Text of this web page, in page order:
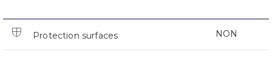
Protection surfaces NON